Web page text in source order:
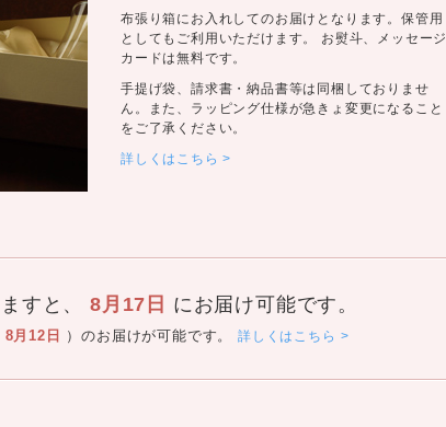
布張り箱にお入れしてのお届けとなります。保管用
としてもご利用いただけます。 お熨斗、メッセージ
カードは無料です。
手提げ袋、請求書・納品書等は同梱しておりませ
ん。また、ラッピング仕様が急きょ変更になること
をご了承ください。
詳しくはこちら
すと、 8月17日 にお届け可能です。
8月12日 ）のお届けが可能です。詳しくはこちら